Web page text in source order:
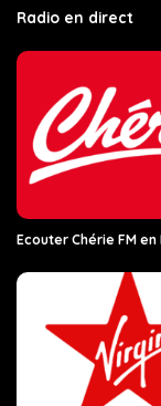
Radio en direct
Ecouter Chérie FM